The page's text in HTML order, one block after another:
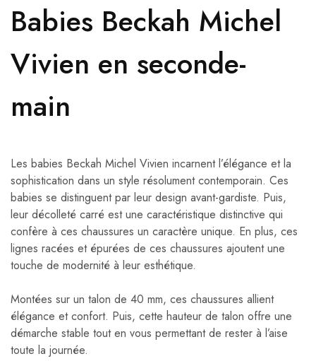
Babies Beckah Michel
Vivien en seconde-
main
Les babies Beckah Michel Vivien incarnent l’élégance et la
sophistication dans un style résolument contemporain. Ces
babies se distinguent par leur design avant-gardiste. Puis,
leur décolleté carré est une caractéristique distinctive qui
confère à ces chaussures un caractère unique. En plus, ces
lignes racées et épurées de ces chaussures ajoutent une
touche de modernité à leur esthétique.
Montées sur un talon de 40 mm, ces chaussures allient
élégance et confort. Puis, cette hauteur de talon offre une
démarche stable tout en vous permettant de rester à l’aise
toute la journée.